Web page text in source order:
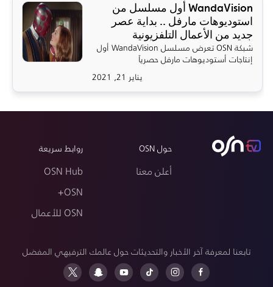
WandaVision أول مسلسل من
استوديوهات مارفل .. بداية عصر
جديد من الأعمال التلفزيونية
شبكة OSN تعرض مسلسل WandaVision أول
إنتاجات أستوديوهات مارفل حصرياً
يناير 21, 2021
حول OSN
أعلن معنا
روابط سريعة
OSN Hub
OSN+
OSN للأعمال
تابعنا لمعرفة آخر الأخبار والتحديثات حول عالمك الترفيهي المفضل